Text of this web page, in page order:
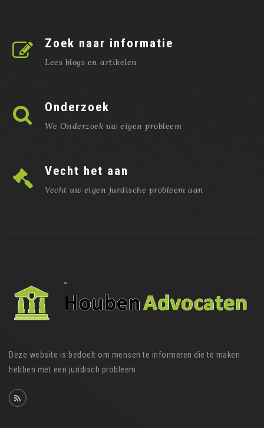
Zoek naar informatie
Lees blogs en artikelen
Onderzoek
We Onderzoek uw eigen probleem
Vecht het aan
Vecht uw eigen jurdische probleem aan
Deze website is bedoelt om mensen te informeren die te maken
hebben met een juridisch probleem.